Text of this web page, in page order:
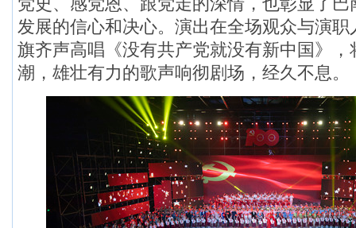
发展的信心和决心。演出在全场观众与演职
旗齐声高唱《没有共产党就没有新中国》
潮，雄壮有力的歌声响彻剧场，经久不息。